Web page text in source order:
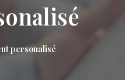
personalisé